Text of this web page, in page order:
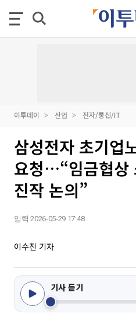
이투데이 산업 전자/통신/IT
삼성전자 초기업
요청…“임금협상
진작 논의”
입력 2026-05-29 17:48
이수진 기자
기사 듣기